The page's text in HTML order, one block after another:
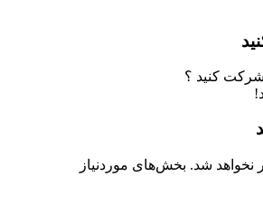
شرکت کنید ؟
نخواهد شد. بخش‌های موردنیاز